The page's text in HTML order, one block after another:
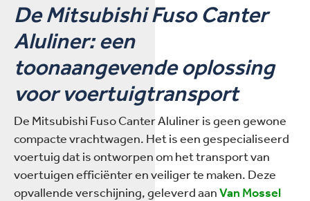
De Mitsubishi Fuso Canter
Aluliner: een
toonaangevende oplossing
voor voertuigtransport
De Mitsubishi Fuso Canter Aluliner is geen gewone
compacte vrachtwagen. Het is een gespecialiseerd
voertuig dat is ontworpen om het transport van
voertuigen efficiënter en veiliger te maken. Deze
opvallende verschijning, geleverd aanVan Mossel